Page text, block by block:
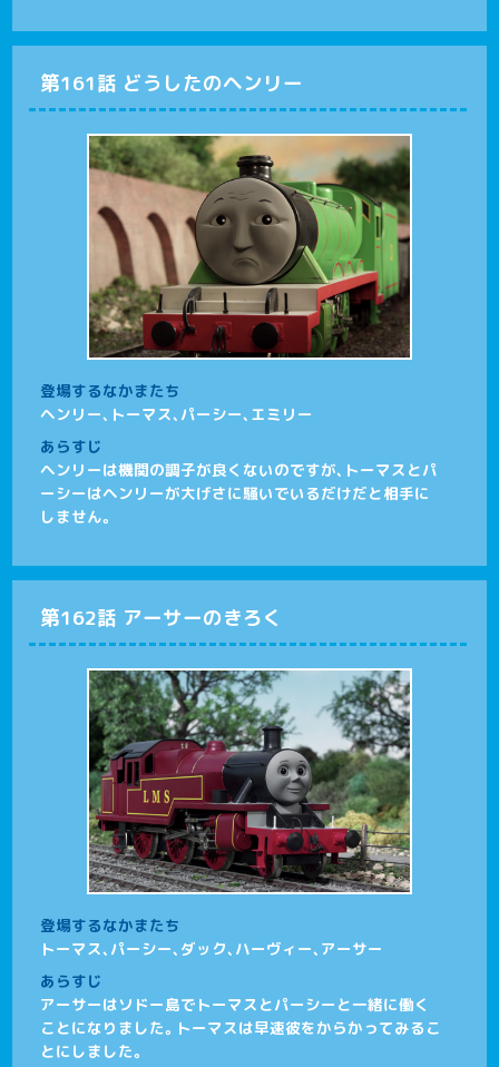
第161話 どうしたのヘンリー
登場するなかまたち
ヘンリー、トーマス、パーシー、エミリー
あらすじ
ヘンリーは機関の調子が良くないのですが、トーマスとパ
ーシーはヘンリーが大げさに騒いでいるだけだと相手に
しません。
第162話 アーサーのきろく
登場するなかまたち
トーマス、パーシー、ダック、ハーヴィー、アーサー
あらすじ
アーサーはソドー島でトーマスとパーシーと一緒に働く
ことになりました。トーマスは早速彼をからかってみるこ
とにしました。